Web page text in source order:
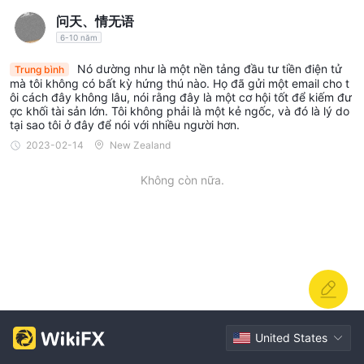
chọn đa dạng này bao gồm một loạt tài sản kỹ thuật số, từ các
loại tiền điện tử đã được thiết lập như Bitcoin và Ethereum đến
Nền tảng giao dịch
GateHub cung cấp các nền tảng giao dịchdựa trên web và
di động.
Ở trung tâm của các dịch vụ của GateHub là một sổ
thời gian thực cho các loại tiền điện tử khác nhau được liệt kê
thị trường. Những biểu đồ này cung cấp thông tin quý giá về xu
hướng giá và mức thanh khoản, giúp nhà giao dịch xác định
Hơn nữa, GateHub mở rộng khả năng giao dịch của mình đến
问天、情无语
6-10 năm
Trung bình
Nó dường như là một nền tảng đầu tư tiền điện tử
mà tôi không có bất kỳ hứng thú nào. Họ đã gửi một email cho t
ôi cách đây không lâu, nói rằng đây là một cơ hội tốt để kiếm đư
ợc khối tài sản lớn. Tôi không phải là một kẻ ngốc, và đó là lý do
tại sao tôi ở đây để nói với nhiều người hơn.
2023-02-14 New Zealand
Không còn nữa.
United States